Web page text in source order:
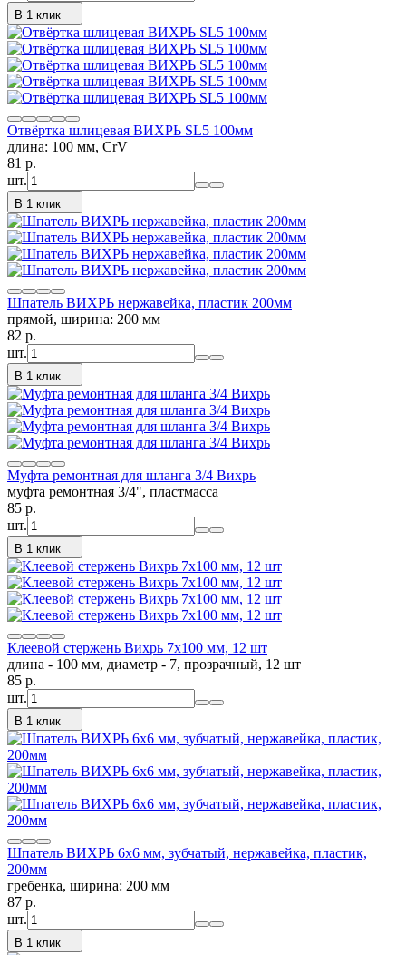
В 1 клик
Отвёртка шлицевая ВИХРЬ SL5 100мм
длина: 100 мм, CrV
81 p.
шт.
В 1 клик
Шпатель ВИХРЬ нержавейка, пластик 200мм
прямой, ширина: 200 мм
82 p.
шт.
В 1 клик
Муфта ремонтная для шланга 3/4 Вихрь
муфта ремонтная 3/4", пластмасса
85 p.
шт.
В 1 клик
Клеевой стержень Вихрь 7x100 мм, 12 шт
длина - 100 мм, диаметр - 7, прозрачный, 12 шт
85 p.
шт.
В 1 клик
Шпатель ВИХРЬ 6х6 мм, зубчатый, нержавейка, пластик,
200мм
гребенка, ширина: 200 мм
87 p.
шт.
В 1 клик